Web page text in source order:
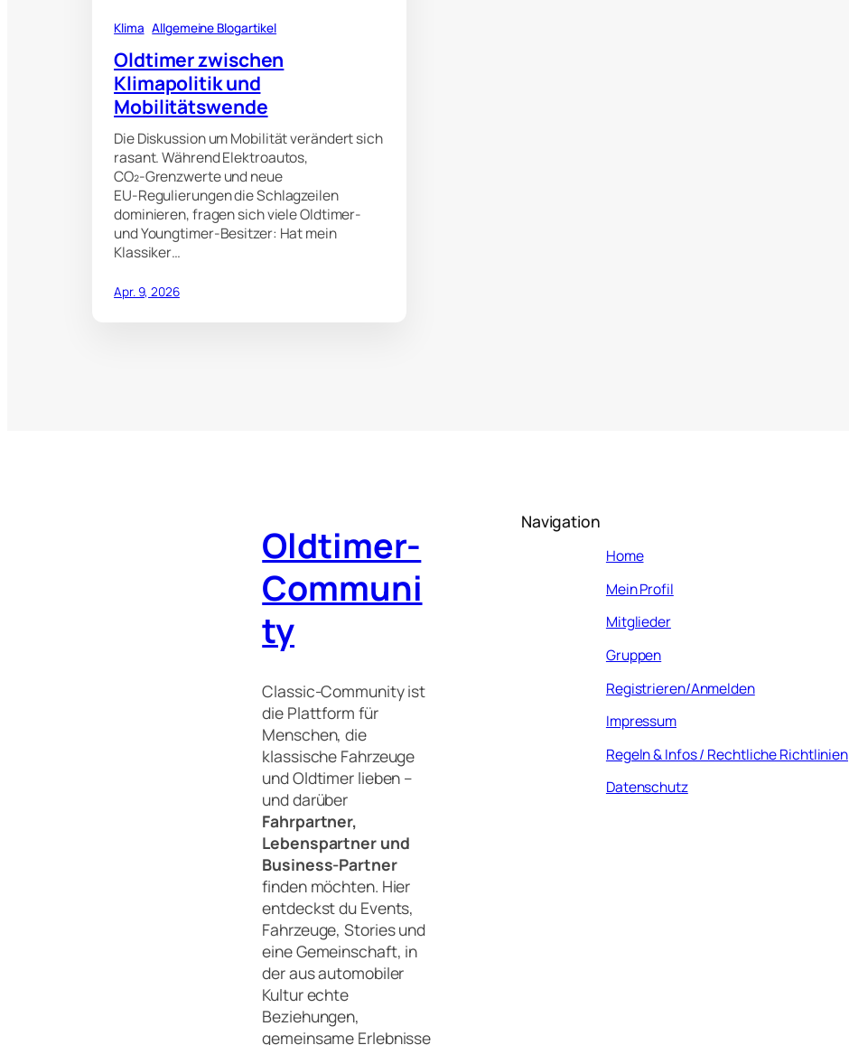
Klima Allgemeine Blogartikel
Oldtimer zwischen
Klimapolitik und
Mobilitätswende
Die Diskussion um Mobilität verändert sich
rasant. Während Elektroautos,
CO₂‑Grenzwerte und neue
EU‑Regulierungen die Schlagzeilen
dominieren, fragen sich viele Oldtimer‑
und Youngtimer‑Besitzer: Hat mein
Klassiker…
Apr. 9, 2026
Oldtimer-
Communi
ty
Classic-Community ist
die Plattform für
Menschen, die
klassische Fahrzeuge
und Oldtimer lieben –
und darüber
Fahrpartner,
Lebenspartner und
Business-Partner
finden möchten. Hier
entdeckst du Events,
Fahrzeuge, Stories und
eine Gemeinschaft, in
der aus automobiler
Kultur echte
Beziehungen,
gemeinsame Erlebnisse
Navigation
Home
Mein Profil
Mitglieder
Gruppen
Registrieren/Anmelden
Impressum
Regeln & Infos / Rechtliche Richtlinien
Datenschutz